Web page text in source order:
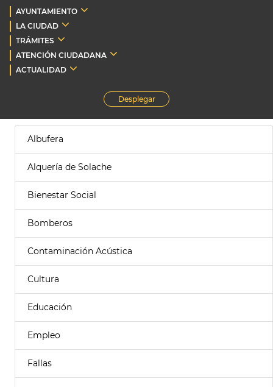
AYUNTAMIENTO
LA CIUDAD
TRÁMITES
ATENCIÓN CIUDADANA
ACTUALIDAD
Desplegar
Albufera
Alquería de Solache
Bienestar Social
Bomberos
Contaminación Acústica
Cultura
Educación
Empleo
Fallas